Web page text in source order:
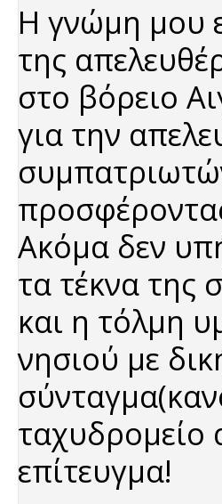
Η γνώμη μου
της
στο βόρειο
για την
Ακόμα δεν
τα τέκνα της
και η τόλμη
νησιού με
ταχυδρομείο
επίτευγμα!